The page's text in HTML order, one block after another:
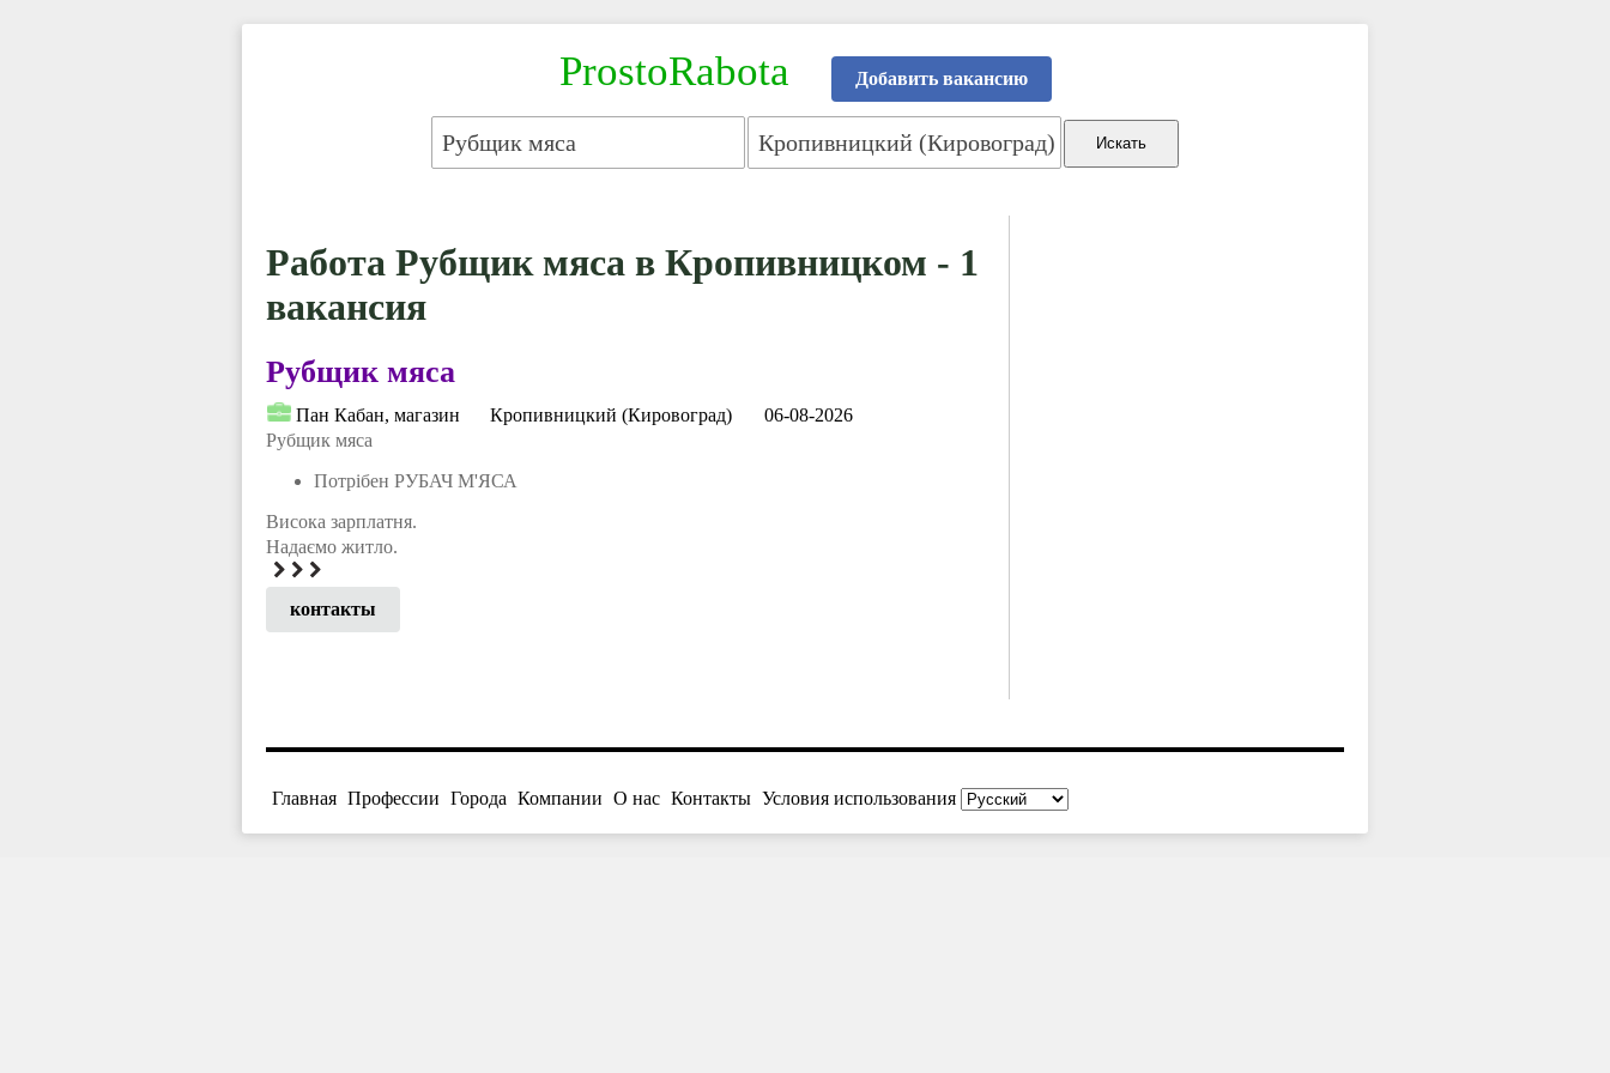
ProstoRabota Добавить вакансию
Работа Рубщик мяса в Кропивницком - 1
вакансия
Рубщик мяса
Пан Кабан, магазин Кропивницкий (Кировоград)
06-08-2026
Рубщик мяса
Потрібен РУБАЧ М'ЯСА
Висока зарплатня.
Надаємо житло.
контакты
Главная Профессии Города Компании О нас Контакты Условия использования